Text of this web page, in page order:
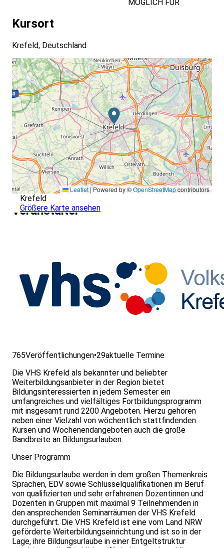
MÖGLICH FÜR
Kursort
Krefeld, Deutschland
Leaflet|Powered by ©OpenStreetMapcontributors
Krefeld
Größere Karte ansehen
Veranstalter
765Veröffentlichungen•29aktuelle Termine
Die VHS Krefeld als bekannter und beliebter
Weiterbildungsanbieter in der Region bietet
Bildungsinteressierten in jedem Semester ein
umfangreiches und vielfältiges Fortbildungsprogramm
mit insgesamt rund 2200 Angeboten. Hierzu gehören
neben einer Vielzahl von wöchentlich stattfindenden
Kursen und Wochenendangeboten auch die große
Bandbreite an Bildungsurlauben.
Unser Programm
Die Bildungsurlaube werden in dem großen Themenkreis
Sprachen, EDV sowie Schlüsselqualifikationen im Beruf
von qualifizierten und sehr erfahrenen Dozentinnen und
Dozenten in Gruppen mit maximal 9 Teilnehmenden in
den ansprechenden Seminarräumen der VHS Krefeld
durchgeführt. Die VHS Krefeld ist eine vom Land NRW
geförderte Weiterbildungseinrichtung und ist so in der
Lage, ihre Bildungsurlaube in einer Entgeltstruktur